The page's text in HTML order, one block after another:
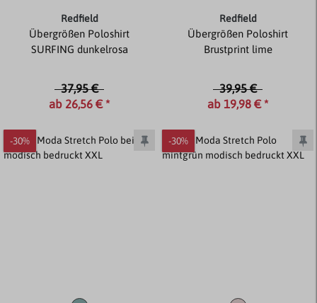
Redfield
Übergrößen Poloshirt
SURFING dunkelrosa
37,95 €
ab 26,56 € *
Redfield
Übergrößen Poloshirt
Brustprint lime
39,95 €
ab 19,98 € *
-30% -30%